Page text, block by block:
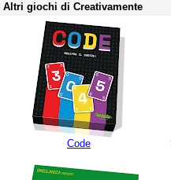
Altri giochi di Creativamente
Code